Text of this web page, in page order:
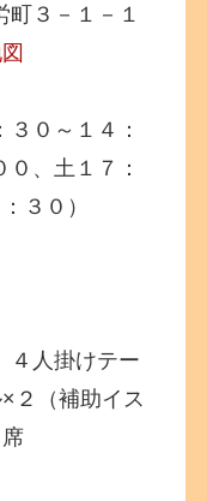
３－１－１
０～１４：
、土１７：
３０）
人掛けテー
２（補助イス